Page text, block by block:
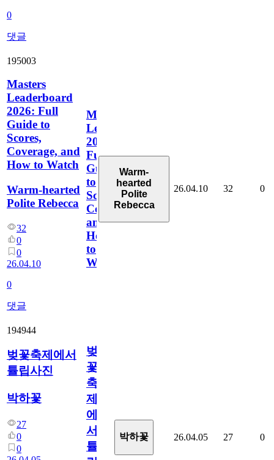
0
댓글
195003
Masters
Leaderboard
2026: Full
Guide to
Scores,
Coverage, and
How to Watch
Warm-hearted
Polite Rebecca
32
0
0
26.04.10
0
댓글
Masters
Leaderboard
2026:
Full
Guide
to
Scores,
Coverage,
and
How
to
Watch
Warm-
hearted
Polite
Rebecca
26.04.10 32 0
194944
벚꽃축제에서
튤립사진
박하꽃
27
0
0
벚
꽃
축
제
에
서
튤
박하꽃 26.04.05 27 0